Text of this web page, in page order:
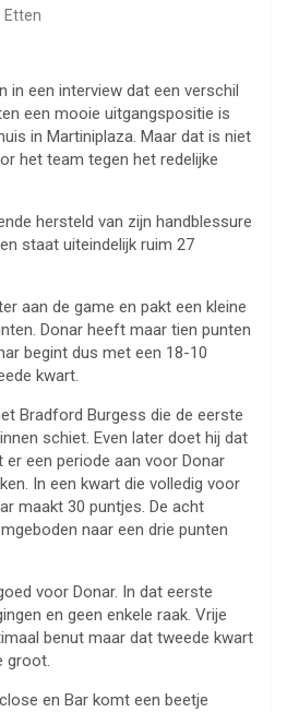
Etten
in een interview dat een verschil
een mooie uitgangspositie is
in Martiniplaza. Maar dat is niet
het team tegen het redelijke
hersteld van zijn handblessure
staat uiteindelijk ruim 27
aan de game en pakt een kleine
Donar heeft maar tien punten
begint dus met een 18-10
kwart.
Bradford Burgess die de eerste
schiet. Even later doet hij dat
een periode aan voor Donar
In een kwart die volledig voor
maakt 30 puntjes. De acht
naar een drie punten
voor Donar. In dat eerste
en geen enkele raak. Vrije
benut maar dat tweede kwart
groot.
en Bar komt een beetje